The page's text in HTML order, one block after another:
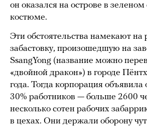
он оказался на острове в
костюме.
Эти обстоятельства намекают на
забастовку, произошедшую на
SsangYong (название можно
«двойной дракон») в городе
года. Тогда корпорация
30% работников — больше 2600
несколько сотен рабочих
в цехах. Они держали оборону